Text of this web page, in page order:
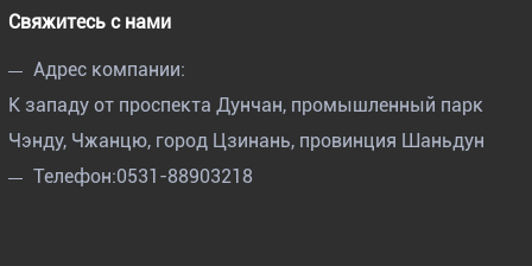
Свяжитесь с нами
Адрес компании:
К западу от проспекта Дунчан, промышленный парк
Чэнду, Чжанцю, город Цзинань, провинция Шаньдун
Телефон:0531-88903218